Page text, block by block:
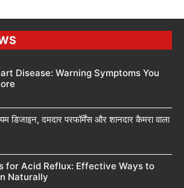
Disease: Warning Symptoms You
डिजाइन, दमदार परफॉर्मेंस और शानदार कैमरा वाला
for Acid Reflux: Effective Ways to
Naturally